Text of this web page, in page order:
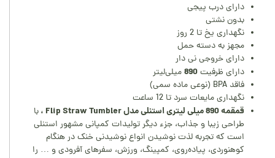
دارای درب پیجی
بدون نشتی
نگهداری یخ تا 2 روز
مجهز به دسته حمل
دارای خروجی نی دار
دارای ظرفیت890میلی‌لیتر
فاقد BPA (نوعی ماده سمی)
نگهداری مایعات سرد تا 12 ساعت
قمقمه 890 میلی لیتری استنلی مدل Flip Straw Tumbler ،
با
طراحی زیبا و جذاب، جزء دیگر تولیدات کمپانی مشهور استنلی
است که تجربه لذت نوشیدن انواع نوشیدنی خنک در هنگام
کوهنوردی، پیاده‌روی، کمپینگ، ورزش، سفر‌های آفرودی و … را